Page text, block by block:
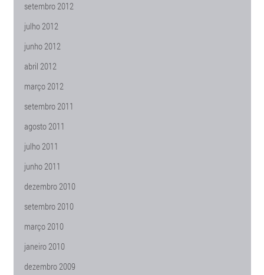
setembro 2012
julho 2012
junho 2012
abril 2012
março 2012
setembro 2011
agosto 2011
julho 2011
junho 2011
dezembro 2010
setembro 2010
março 2010
janeiro 2010
dezembro 2009